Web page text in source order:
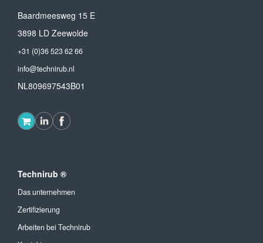
Baardmeesweg 15 E
3898 LD Zeewolde
+31 (0)36 523 62 66
info@technirub.nl
NL809697543B01
Technirub ®
Das unternehmen
Zertifizierung
Arbeiten bei Technirub